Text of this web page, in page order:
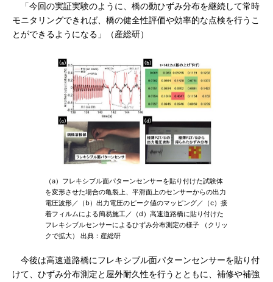
「今回の実証実験のように、橋の動ひずみ分布を継続して常時
モニタリングできれば、橋の健全性評価や効率的な点検を行うこ
とができるようになる」（産総研）
（a）フレキシブル面パターンセンサーを貼り付けた試験体
を変形させた場合の亀裂上、平滑面上のセンサーからの出力
電圧波形／（b）出力電圧のピーク値のマッピング／（c）接
着フィルムによる簡易施工／（d）高速道路橋に貼り付けた
フレキシブルセンサーによるひずみ分布測定の様子 （クリッ
クで拡大） 出典：産総研
今後は高速道路橋にフレキシブル面パターンセンサーを貼り付
けて、ひずみ分布測定と屋外耐久性を行うとともに、補修や補強